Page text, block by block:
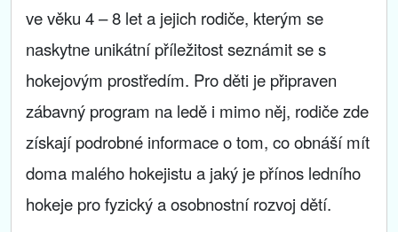
ve věku 4 – 8 let a jejich rodiče, kterým se
naskytne unikátní příležitost seznámit se s
hokejovým prostředím. Pro děti je připraven
zábavný program na ledě i mimo něj, rodiče zde
získají podrobné informace o tom, co obnáší mít
doma malého hokejistu a jaký je přínos ledního
hokeje pro fyzický a osobnostní rozvoj dětí.